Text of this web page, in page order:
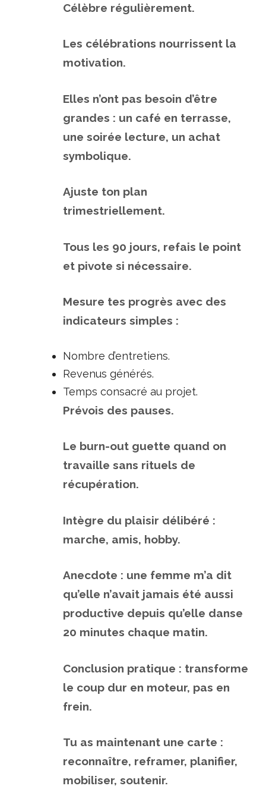
Célèbre régulièrement.
Les célébrations nourrissent la
motivation.
Elles n’ont pas besoin d’être
grandes : un café en terrasse,
une soirée lecture, un achat
symbolique.
Ajuste ton plan
trimestriellement.
Tous les 90 jours, refais le point
et pivote si nécessaire.
Mesure tes progrès avec des
indicateurs simples :
Nombre d’entretiens.
Revenus générés.
Temps consacré au projet.
Prévois des pauses.
Le burn-out guette quand on
travaille sans rituels de
récupération.
Intègre du plaisir délibéré :
marche, amis, hobby.
Anecdote : une femme m’a dit
qu’elle n’avait jamais été aussi
productive depuis qu’elle danse
20 minutes chaque matin.
Conclusion pratique : transforme
le coup dur en moteur, pas en
frein.
Tu as maintenant une carte :
reconnaître, reframer, planifier,
mobiliser, soutenir.